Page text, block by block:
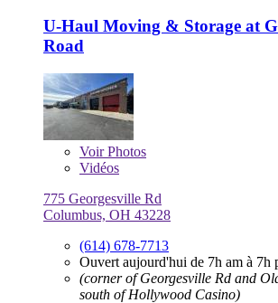
U-Haul Moving & Storage at
Road
VoirPhotos
Vidéos
775 Georgesville Rd
Columbus, OH 43228
(614) 678-7713
Ouvert aujourd'hui de 7h am à 7h
(corner of Georgesville Rd and
south of Hollywood Casino)